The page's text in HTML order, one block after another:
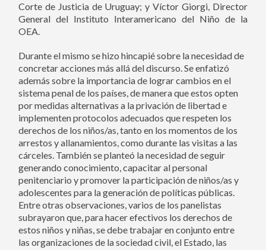
Corte de Justicia de Uruguay; y Víctor Giorgi, Director
General del Instituto Interamericano del Niño de la
OEA.
Durante el mismo se hizo hincapié sobre la necesidad de
concretar acciones más allá del discurso. Se enfatizó
además sobre la importancia de lograr cambios en el
sistema penal de los países, de manera que estos opten
por medidas alternativas a la privación de libertad e
implementen protocolos adecuados que respeten los
derechos de los niños/as, tanto en los momentos de los
arrestos y allanamientos, como durante las visitas a las
cárceles. También se planteó la necesidad de seguir
generando conocimiento, capacitar al personal
penitenciario y promover la participación de niños/as y
adolescentes para la generación de políticas públicas.
Entre otras observaciones, varios de los panelistas
subrayaron que, para hacer efectivos los derechos de
estos niños y niñas, se debe trabajar en conjunto entre
las organizaciones de la sociedad civil, el Estado, las